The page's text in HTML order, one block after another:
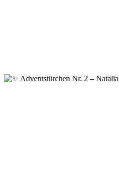
Adventstürchen Nr. 2 – Natalia